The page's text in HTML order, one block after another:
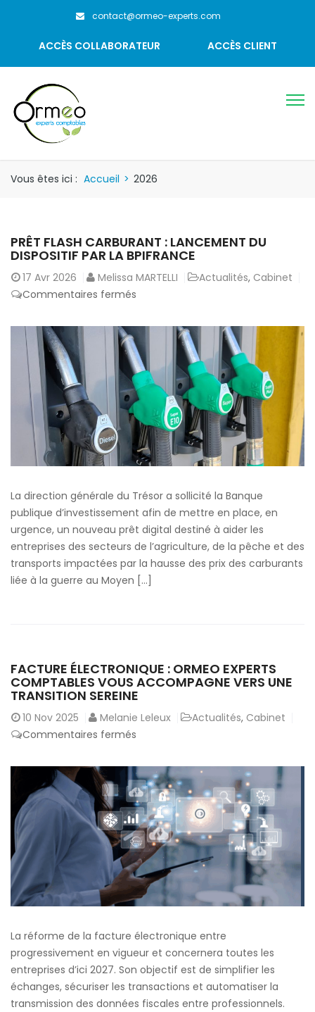
contact@ormeo-experts.com
ACCÈS COLLABORATEUR ACCÈS CLIENT
Vous êtes ici : Accueil > 2026
PRÊT FLASH CARBURANT : LANCEMENT DU
DISPOSITIF PAR LA BPIFRANCE
17 Avr 2026 Melissa MARTELLI Actualités, Cabinet
Commentaires fermés
Flash
Carburant
:
Lancement
du
dispositif
par
la
BPifrance
La direction générale du Trésor a sollicité la Banque
publique d’investissement afin de mettre en place, en
urgence, un nouveau prêt digital destiné à aider les
entreprises des secteurs de l’agriculture, de la pêche et des
transports impactées par la hausse des prix des carburants
liée à la guerre au Moyen […]
FACTURE ÉLECTRONIQUE : ORMEO EXPERTS
COMPTABLES VOUS ACCOMPAGNE VERS UNE
TRANSITION SEREINE
10 Nov 2025 Melanie Leleux Actualités, Cabinet
Commentaires fermés
électronique
:
Ormeo
Experts
Comptables
vous
accompagne
vers
une
sereine
La réforme de la facture électronique entre
progressivement en vigueur et concernera toutes les
entreprises d’ici 2027. Son objectif est de simplifier les
échanges, sécuriser les transactions et automatiser la
transmission des données fiscales entre professionnels.